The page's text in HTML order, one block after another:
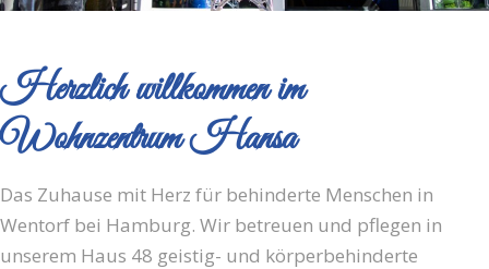
Herzlich willkommen im
Wohnzentrum Hansa
Das Zuhause mit Herz für behinderte Menschen in
Wentorf bei Hamburg. Wir betreuen und pflegen in
unserem Haus 48 geistig- und körperbehinderte